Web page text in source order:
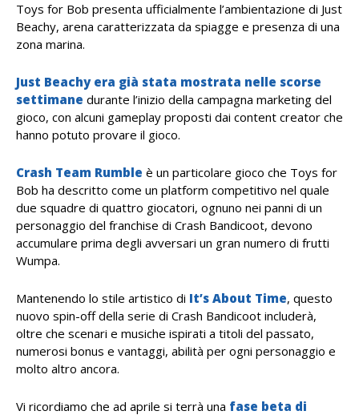
Toys for Bob presenta ufficialmente l’ambientazione di Just
Beachy, arena caratterizzata da spiagge e presenza di una
zona marina.
Just Beachy era già stata mostrata nelle scorse
settimane durante l’inizio della campagna marketing del
gioco, con alcuni gameplay proposti dai content creator che
hanno potuto provare il gioco.
Crash Team Rumble è un particolare gioco che Toys for
Bob ha descritto come un platform competitivo nel quale
due squadre di quattro giocatori, ognuno nei panni di un
personaggio del franchise di Crash Bandicoot, devono
accumulare prima degli avversari un gran numero di frutti
Wumpa.
Mantenendo lo stile artistico di It’s About Time, questo
nuovo spin-off della serie di Crash Bandicoot includerà,
oltre che scenari e musiche ispirati a titoli del passato,
numerosi bonus e vantaggi, abilità per ogni personaggio e
molto altro ancora.
Vi ricordiamo che ad aprile si terrà una fase beta di